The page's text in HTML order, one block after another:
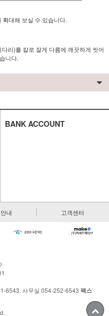
확대해 보실 수 있습니다.
리)를 칼로 잘게 다름에 깨끗하게 씻어
니다.
BANK ACCOUNT
내 고객센터
6543. 사무실 054-252-6543 팩스